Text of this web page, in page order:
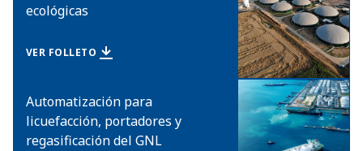
ecológicas
VER FOLLETO
Automatización para
licuefacción, portadores y
regasificación del GNL